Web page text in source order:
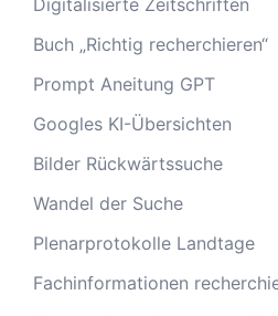
Digitalisierte Zeitschriften
Buch „Richtig recherchieren“
Prompt Aneitung GPT
Googles KI-Übersichten
Bilder Rückwärtssuche
Wandel der Suche
Plenarprotokolle Landtage
Fachinformationen